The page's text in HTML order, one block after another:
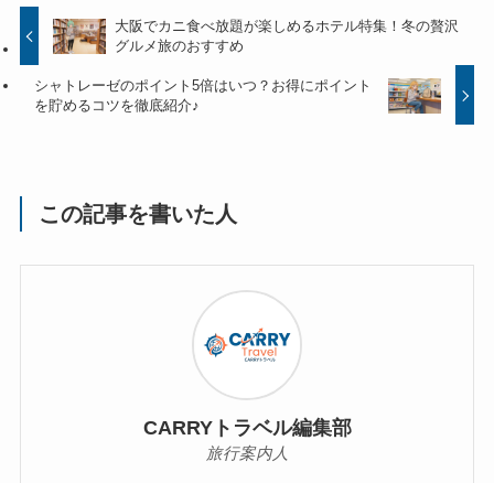
大阪でカニ食べ放題が楽しめるホテル特集！冬の贅沢
グルメ旅のおすすめ
シャトレーゼのポイント5倍はいつ？お得にポイント
を貯めるコツを徹底紹介♪
この記事を書いた人
CARRYトラベル編集部
旅行案内人